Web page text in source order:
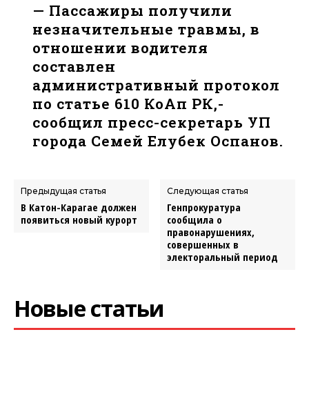
— Пассажиры получили
незначительные травмы, в
отношении водителя
составлен
административный протокол
по статье 610 КоАп РК,-
сообщил пресс-секретарь УП
города Семей Елубек Оспанов.
Предыдущая статья
В Катон-Карагае должен
появиться новый курорт
Следующая статья
Генпрокуратура
сообщила о
правонарушениях,
совершенных в
электоральный период
Новые статьи